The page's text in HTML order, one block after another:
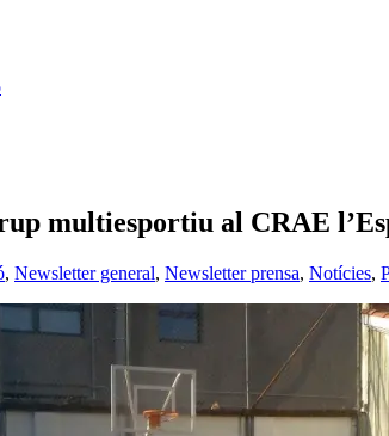
multiesportiu al CRAE
, Newsletter general, Newsletter prensa, Notícies,